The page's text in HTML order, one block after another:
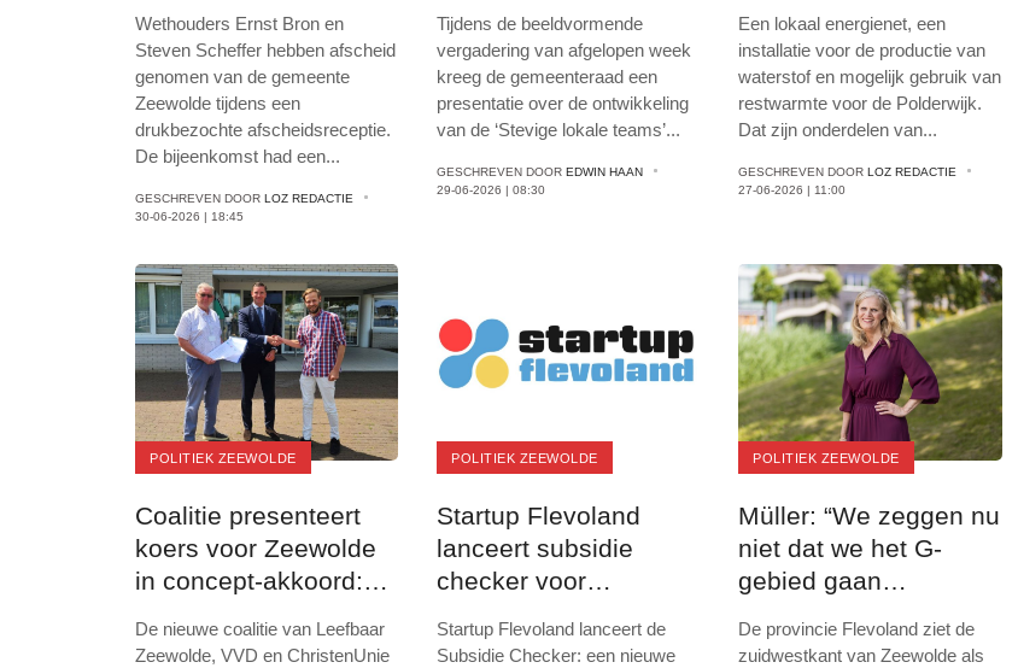
op 1 juli
Wethouders Ernst Bron en
Steven Scheffer hebben afscheid
genomen van de gemeente
Zeewolde tijdens een
drukbezochte afscheidsreceptie.
De bijeenkomst had een...
GESCHREVEN DOOR LOZ REDACTIE
30-06-2026 | 18:45
Tijdens de beeldvormende
vergadering van afgelopen week
kreeg de gemeenteraad een
presentatie over de ontwikkeling
van de ‘Stevige lokale teams’...
GESCHREVEN DOOREDWIN HAAN
29-06-2026 | 08:30
Een lokaal energienet, een
installatie voor de productie van
waterstof en mogelijk gebruik van
restwarmte voor de Polderwijk.
Dat zijn onderdelen van...
GESCHREVEN DOORLOZ REDACTIE
27-06-2026 | 11:00
POLITIEK ZEEWOLDE
Coalitie presenteert
koers voor Zeewolde
in concept-akkoord:
vooruitkijken
De nieuwe coalitie van Leefbaar
Zeewolde, VVD en ChristenUnie
POLITIEK ZEEWOLDE
Startup Flevoland
lanceert subsidie
checker voor
Startup Flevoland lanceert de
Subsidie Checker: een nieuwe
POLITIEK ZEEWOLDE
Müller: “We zeggen nu
niet dat we het G-
gebied gaan
De provincie Flevoland ziet de
zuidwestkant van Zeewolde als